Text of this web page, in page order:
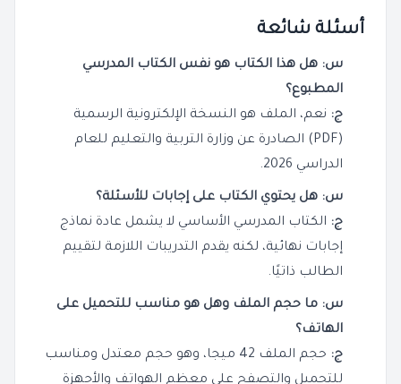
أسئلة شائعة
س: هل هذا الكتاب هو نفس الكتاب المدرسي
المطبوع؟
ج: نعم، الملف هو النسخة الإلكترونية الرسمية
(PDF) الصادرة عن وزارة التربية والتعليم للعام
الدراسي 2026.
س: هل يحتوي الكتاب على إجابات للأسئلة؟
ج: الكتاب المدرسي الأساسي لا يشمل عادة نماذج
إجابات نهائية، لكنه يقدم التدريبات اللازمة لتقييم
الطالب ذاتيًا.
س: ما حجم الملف وهل هو مناسب للتحميل على
الهاتف؟
ج:
حجم الملف 42 ميجا، وهو حجم معتدل ومناسب
للتحميل والتصفح على معظم الهواتف والأجهزة